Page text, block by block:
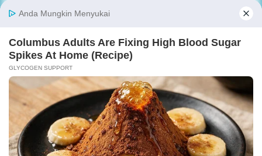
serta terverifikasi dari sumber yang tepat.
Follow Kabarbaru
Kabarbaru.co
Copyright © 2026. All rights reserved